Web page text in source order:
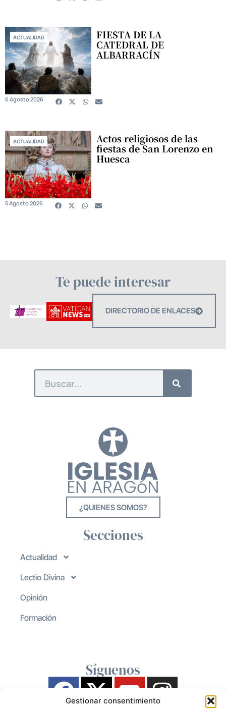
Gestionar consentimiento
ACTUALIDAD FIESTA DE LA
CATEDRAL DE
ALBARRACÍN
6 Agosto 2026
ACTUALIDAD Actos religiosos de las
fiestas de San Lorenzo en
Huesca
5 Agosto 2026
Te puede interesar
DIRECTORIO DE ENLACES
¿QUIENES SOMOS?
Secciones
Actualidad
Lectio Divina
Opinión
Formación
Síguenos